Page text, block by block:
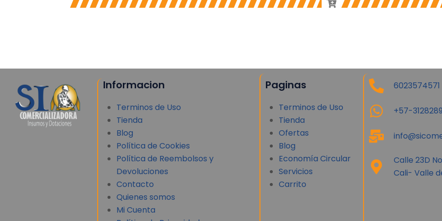
Informacion
Terminos de Uso
Tienda
Blog
Política de Cookies
Política de Reembolsos y
Devoluciones
Contacto
Quienes somos
Mi Cuenta
Paginas
Terminos de Uso
Tienda
Ofertas
Blog
Economía Circular
Servicios
Carrito
6023574571
+57-
Calle 23D
Cali- Valle